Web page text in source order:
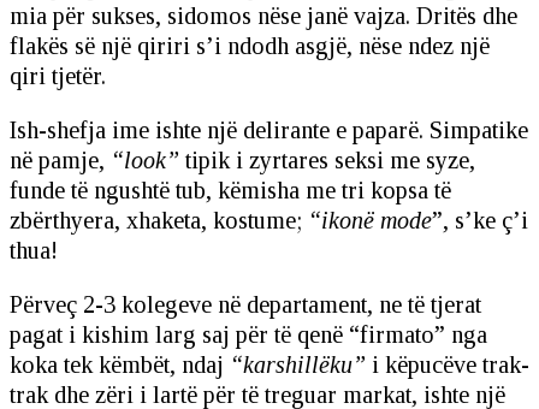
mia për sukses, sidomos nëse janë vajza. Dritës dhe
flakës së një qiriri s’i ndodh asgjë, nëse ndez një
qiri tjetër.
Ish-shefja ime ishte një delirante e paparë. Simpatike
në pamje, “look” tipik i zyrtares seksi me syze,
funde të ngushtë tub, këmisha me tri kopsa të
zbërthyera, xhaketa, kostume; “ikonë mode”, s’ke ç’i
thua!
Përveç 2-3 kolegeve në departament, ne të tjerat
pagat i kishim larg saj për të qenë “firmato” nga
koka tek këmbët, ndaj “karshillëku” i këpucëve trak-
trak dhe zëri i lartë për të treguar markat, ishte një